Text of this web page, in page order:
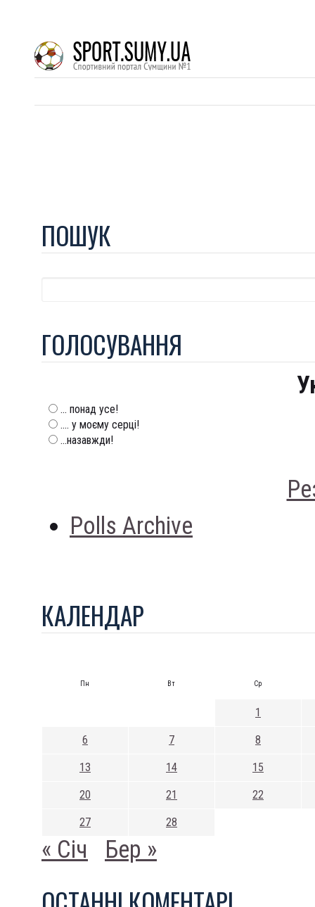
ПОШУК
ГОЛОСУВАННЯ
... понад усе!
.... у моєму серці!
...назавжди!
Polls Archive
КАЛЕНДАР
Пн Вт Ср
1
6 7 8
13 14 15
20 21 22
27 28
« Січ Бер »